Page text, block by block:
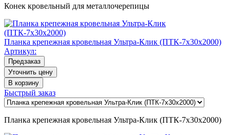
Конек кровельный для металлочерепицы
Планка крепежная кровельная Ультра-Клик (ПТК-7х30х2000)
Артикул:
Предзаказ
Уточнить цену
В корзину
Быстрый заказ
Планка крепежная кровельная Ультра-Клик (ПТК-7х30х2000)